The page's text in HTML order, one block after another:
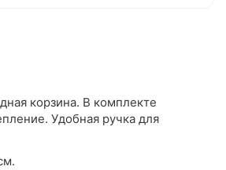
корзина. В комплекте
Удобная ручка для